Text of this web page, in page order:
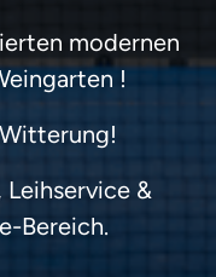
modernen
!
Bereich.